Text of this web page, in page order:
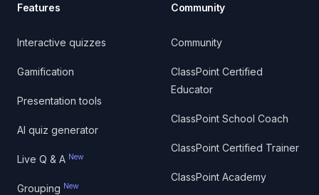
Features
Interactive quizzes
Gamification
Presentation tools
AI quiz generator
Live Q & A New
Grouping New
Community
Community
ClassPoint Certified
Educator
ClassPoint School Coach
ClassPoint Certified Trainer
ClassPoint Academy